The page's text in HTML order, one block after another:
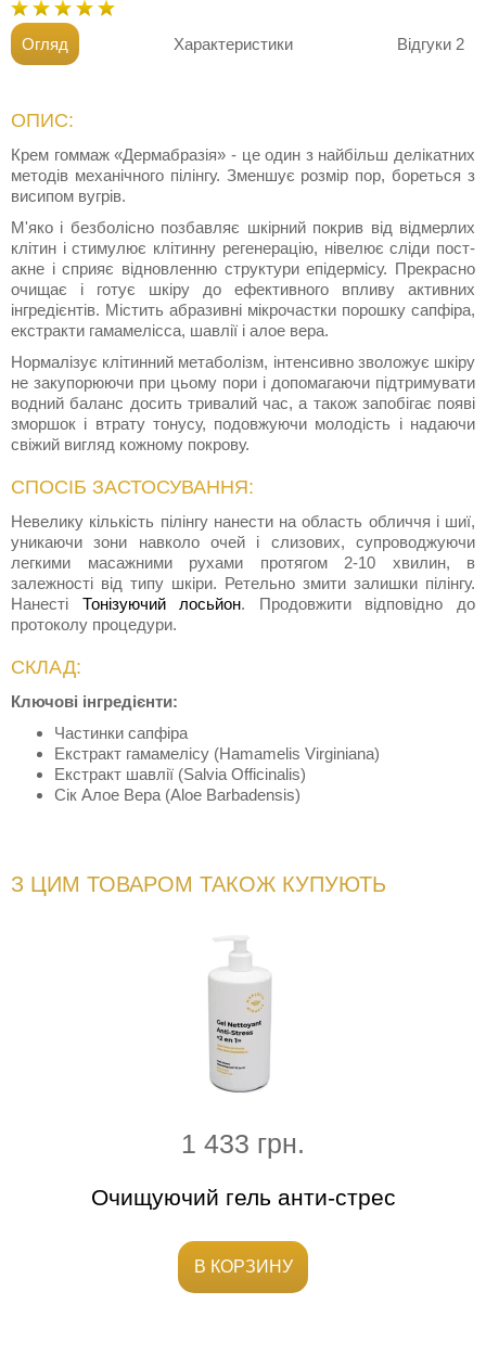
Огляд Характеристики Відгуки 2
ОПИС:
Крем гоммаж «Дермабразія» - це один з найбільш делікатних
методів механічного пілінгу. Зменшує розмір пор, бореться з
висипом вугрів.
М'яко і безболісно позбавляє шкірний покрив від відмерлих
клітин і стимулює клітинну регенерацію, нівелює сліди пост-
акне і сприяє відновленню структури епідермісу. Прекрасно
очищає і готує шкіру до ефективного впливу активних
інгредієнтів. Містить абразивні мікрочастки порошку сапфіра,
екстракти гамамелісса, шавлії і алое вера.
Нормалізує клітинний метаболізм, інтенсивно зволожує шкіру
не закупорюючи при цьому пори і допомагаючи підтримувати
водний баланс досить тривалий час, а також запобігає появі
зморшок і втрату тонусу, подовжуючи молодість і надаючи
свіжий вигляд кожному покрову.
СПОСІБ ЗАСТОСУВАННЯ:
Невелику кількість пілінгу нанести на область обличчя і шиї,
уникаючи зони навколо очей і слизових, супроводжуючи
легкими масажними рухами протягом 2-10 хвилин, в
залежності від типу шкіри. Ретельно змити залишки пілінгу.
Hанесті Тонізуючий лосьйон. Продовжити відповідно до
протоколу процедури.
СКЛАД:
Ключові інгредієнти:
Частинки сапфіра
Екстракт гамамелісу (Hamamelis Virginiana)
Екстракт шавлії (Salvia Оfficinalis)
Сік Алое Вера (Aloe Barbadensis)
З ЦИМ ТОВАРОМ ТАКОЖ КУПУЮТЬ
1 433 грн.
Очищуючий гель анти-стрес
В КОРЗИНУ